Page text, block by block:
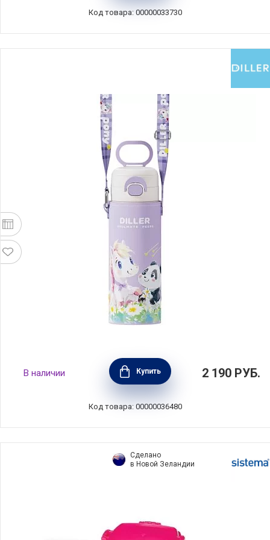
Код товара: 00000033730
Термос-бутылка вакуумная с переноской
Friends, объем 520 мл, нержавеющая сталь,
Diller, D9442-520
В наличии Купить 2 190 РУБ.
Код товара: 00000036480
Сделано
в Новой Зеландии